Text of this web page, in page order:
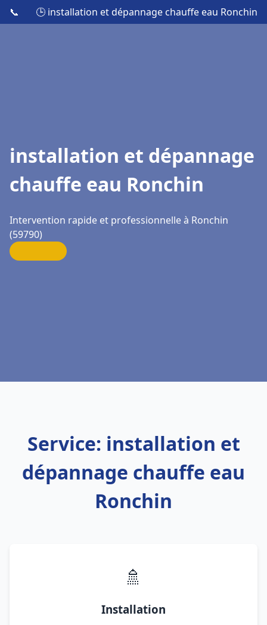
📞 🕒 installation et dépannage chauffe eau Ronchin
installation et dépannage
chauffe eau Ronchin
Intervention rapide et professionnelle à Ronchin
(59790)
Service: installation et
dépannage chauffe eau
Ronchin
🚿
Installation